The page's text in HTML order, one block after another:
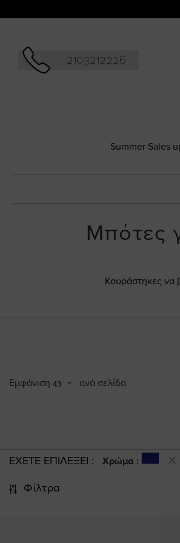
2103212226
Summer Sales
Μπότες
Κουράστηκες να
Εμφάνιση 43 ανά σελίδα
ΕΧΕΤΕ ΕΠΙΛΕΞΕΙ Χρώμα :
Φίλτρα